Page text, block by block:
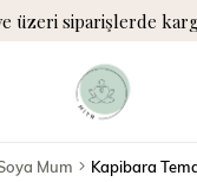
üzeri siparişlerde
Mum Kapibara